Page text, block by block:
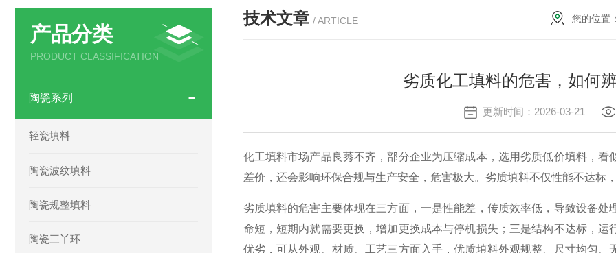
产品分类
PRODUCT CLASSIFICATION
陶瓷系列
轻瓷填料
陶瓷波纹填料
陶瓷规整填料
陶瓷三丫环
技术文章 / ARTICLE 您的位置
劣质化工填料的危害，如何
更新时间：2026-03-21
化工填料市场产品良莠不齐，部分企业为压缩成本，选用劣质低价填料，
差价，还会影响环保合规与生产安全，危害极大。劣质填料不仅性能不达标
劣质填料的危害主要体现在三方面，一是性能差，传质效率低，导致设备
命短，短期内就需要更换，增加更换成本与停机损失；三是结构不达标，
优劣，可从外观、材质、工艺三方面入手，优质填料外观规整、尺寸均匀